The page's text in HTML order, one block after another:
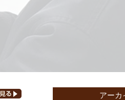
アーカ